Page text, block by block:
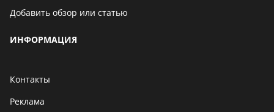
Добавить обзор или статью
ИНФОРМАЦИЯ
Контакты
Реклама